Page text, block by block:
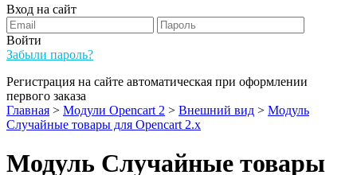
Вход на сайт
Войти
Забыли пароль?
Регистрация на сайте автоматическая при оформлении
первого заказа
Главная > Модули Opencart 2 > Внешний вид > Модуль
Случайные товары для Opencart 2.x
Модуль Случайные товары